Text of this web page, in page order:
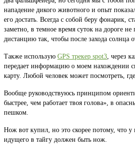
нападение дикого животного и опыт
его достать. Всегда с собой беру фонарик,
заметно, в темное время суток на дороге
дистанцию так, чтобы после захода солнца
Также использую GPS трекер spot3 , через
передает информацию о моем нахождении
карту. Любой человек может посмотреть,
Вообще руководствуюсь принципом
быстрее, чем работает твоя голова», в
пешком.
Нож вот купил, но это скорее потому, что
идущего в тайгу должен быть нож.